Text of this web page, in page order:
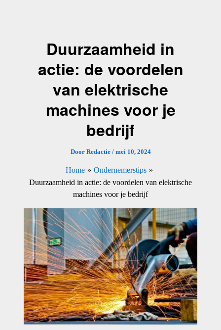
Duurzaamheid in
actie: de voordelen
van elektrische
machines voor je
bedrijf
Door Redactie / mei 10, 2024
Home
Ondernemerstips
Duurzaamheid in actie: de voordelen van elektrische
machines voor je bedrijf